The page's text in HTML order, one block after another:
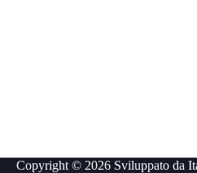
Copyright © 2026 Sviluppato da